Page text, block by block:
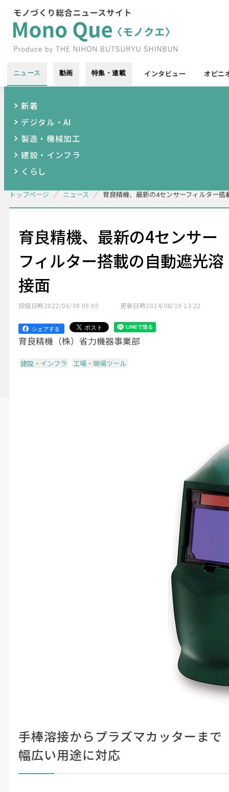
ニュース 動画 特集・連載 インタビュー オピニ
新着
デジタル・AI
製造・機械加工
建設・インフラ
くらし
トップページ ニュース 育良精機、最新の4センサーフィルター搭
育良精機、最新の4センサー
フィルター搭載の自動遮光溶
接面
投稿日時2022/06/08 09:00 更新日時2024/08/19 13:22
シェアする
育良精機（株）省力機器事業部
建設・インフラ 工場・現場ツール
手棒溶接からプラズマカッターまで
幅広い用途に対応